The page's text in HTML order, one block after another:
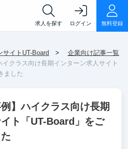
求人を探す ログイン 無料登録
イトUT-Board
企業向け記事一覧
イクラス向け長期インターン求人サイト
ました
】ハイクラス向け長期
ト「UT-Board」をご